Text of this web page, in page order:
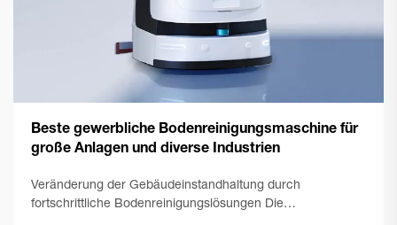
Beste gewerbliche Bodenreinigungsmaschine für
große Anlagen und diverse Industrien
Veränderung der Gebäudeinstandhaltung durch
fortschrittliche Bodenreinigungslösungen Die